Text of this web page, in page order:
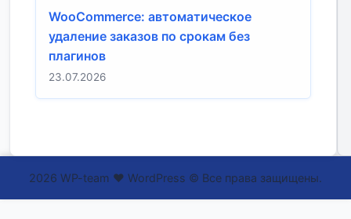
WooCommerce: автоматическое
удаление заказов по срокам без
плагинов
23.07.2026
2026 WP-team ❤ WordPress © Все права защищены.